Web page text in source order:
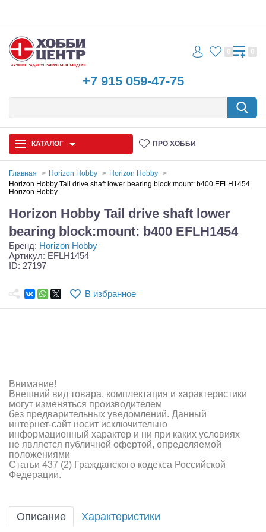
+7 915 059-47-75
0 0
КАТАЛОГ ПРО ХОББИ
Автомодели
Запчасти и аксессуары
Игрушки
Самолеты
Квадрокоптеры
Аккумуляторы и батарейки
Зарядные устройства и блоки питания
Двигатели
Технические жидкости
Оптовая продажа запчастей для моделей
Главная Horizon Hobby
Horizon Hobby
Horizon Hobby Tail drive shaft lower bearing block:mount: b400 EFLH1454
Horizon Hobby
Horizon Hobby Tail drive shaft lower
bearing block:mount: b400 EFLH1454
Бренд: Horizon Hobby
Артикул: EFLH1454
ID: 27197
В избранное
Внимание!
Внешний вид товара, комплектация и характеристики
могут изменяться производителем
без предварительных уведомлений. Данный
интернет-сайт носит исключительно
информационный характер и ни при каких условиях
не является публичной офертой, определяемой
положениями
Статьи 437 (2) Гражданского кодекса Российской
Федерации.
Описание
Характеристики